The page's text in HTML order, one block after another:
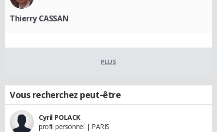
Thierry CASSAN
PLUS
Vous recherchez peut-être
Cyril POLACK
profil personnel | PARIS